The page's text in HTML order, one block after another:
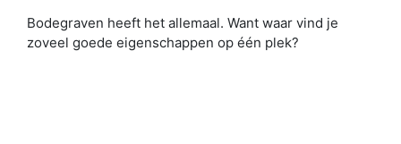
Bodegraven heeft het allemaal. Want waar vind je
zoveel goede eigenschappen op één plek?